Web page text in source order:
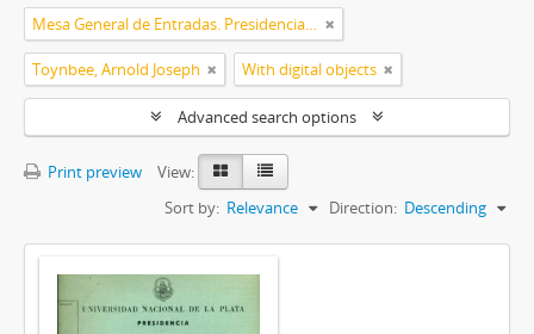
Mesa General de Entradas. Presidencia UNLP
Toynbee, Arnold Joseph With digital objects
Advanced search options
Print preview
View:
Sort by: Relevance Direction: Descending